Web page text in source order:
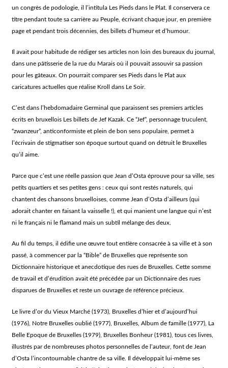
un congrès de podologie, il l’intitula Les Pieds dans le Plat. Il conservera ce
titre pendant toute sa carrière au Peuple, écrivant chaque jour, en première
page et pendant trois décennies, des billets d’humeur et d’humour.
Il avait pour habitude de rédiger ses articles non loin des bureaux du journal,
dans une pâtisserie de la rue du Marais où il pouvait assouvir sa passion
pour les gâteaux. On pourrait comparer ses Pieds dans le Plat aux
caricatures actuelles que réalise Kroll dans Le Soir.
C’est dans l’hebdomadaire Germinal que paraissent ses premiers articles
écrits en bruxellois Les billets de Jef Kazak. Ce “Jef”, personnage truculent,
“zwanzeur”, anticonformiste et plein de bon sens populaire, permet à
l’écrivain de stigmatiser son époque surtout quand on détruit le Bruxelles
qu’il aime.
Parce que c’est une réelle passion que Jean d’Osta éprouve pour sa ville, ses
petits quartiers et ses petites gens : ceux qui sont restés naturels, qui
chantent des chansons bruxelloises, comme Jean d’Osta d’ailleurs (qui
adorait chanter en faisant la vaisselle !), et qui manient une langue qui n’est
ni le français ni le flamand mais un subtil mélange des deux.
Au fil du temps, il édifie une œuvre tout entière consacrée à sa ville et à son
passé, à commencer par la “Bible” de Bruxelles que représente son
Dictionnaire historique et anecdotique des rues de Bruxelles. Cette somme
de travail et d’érudition avait été précédée par un Dictionnaire des rues
disparues de Bruxelles et reste un ouvrage de référence précieux.
Le livre d’or du Vieux Marché (1973), Bruxelles d’hier et d’aujourd’hui
(1976), Notre Bruxelles oublié (1977), Bruxelles, Album de famille (1977), La
Belle Epoque de Bruxelles (1979), Bruxelles Bonheur (1981), tous ces livres,
illustrés par de nombreuses photos personnelles de l’auteur, font de Jean
d’Osta l’incontournable chantre de sa ville. Il développait lui-même ses